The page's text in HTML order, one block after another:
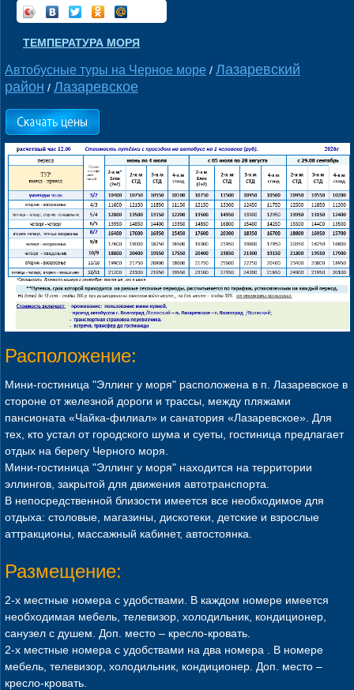
ТЕМПЕРАТУРА МОРЯ
Автобусные туры на Черное море / Лазаревский
район / Лазаревское
Расположение:
Мини-гостиница "Эллинг у моря" расположена в п. Лазаревское в
стороне от железной дороги и трассы, между пляжами
пансионата «Чайка-филиал» и санатория «Лазаревское». Для
тех, кто устал от городского шума и суеты, гостиница предлагает
отдых на берегу Черного моря.
Мини-гостиница "Эллинг у моря" находится на территории
эллингов, закрытой для движения автотранспорта.
В непосредственной близости имеется все необходимое для
отдыха: столовые, магазины, дискотеки, детские и взрослые
аттракционы, массажный кабинет, автостоянка.
Размещение:
2-х местные номера с удобствами. В каждом номере имеется
необходимая мебель, телевизор, холодильник, кондиционер,
санузел с душем. Доп. место – кресло-кровать.
2-х местные номера с удобствами на два номера . В номере
мебель, телевизор, холодильник, кондиционер. Доп. место –
кресло-кровать.